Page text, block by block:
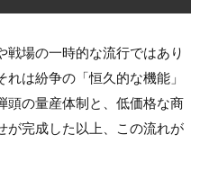
戦場の一時的な流行ではあり
は紛争の「恒久的な機能」
頭の量産体制と、低価格な商
が完成した以上、この流れが